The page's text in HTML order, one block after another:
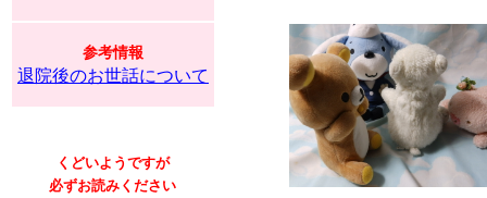
参考情報
退院後のお世話について
くどいようですが
必ずお読みください